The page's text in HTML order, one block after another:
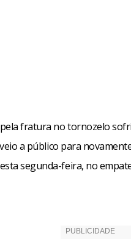
fratura no tornozelo
a público para
segunda-feira, no